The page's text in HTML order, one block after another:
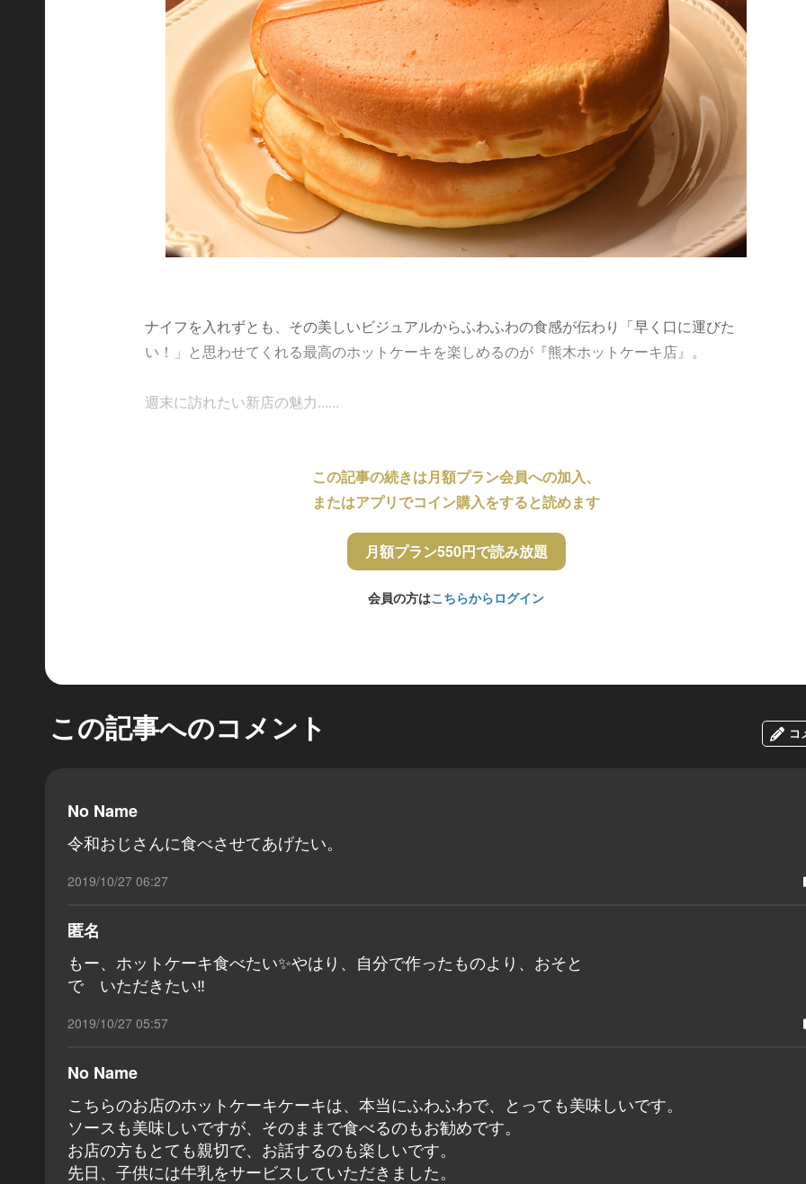
ナイフを入れずとも、その美しいビジュアルからふわふわの食感が伝わり「早く口に運びた
い！」と思わせてくれる最高のホットケーキを楽しめるのが『熊木ホットケーキ店』。
週末に訪れたい新店の魅力......
この記事の続きは月額プラン会員への加入、
またはアプリでコイン購入をすると読めます
月額プラン550円で読み放題
会員の方はこちらからログイン
この記事へのコメント コ
No Name
令和おじさんに食べさせてあげたい。
2019/10/27 06:27
匿名
もー、ホットケーキ食べたい✨やはり、自分で作ったものより、おそと
で いただきたい‼️
2019/10/27 05:57
No Name
こちらのお店のホットケーキケーキは、本当にふわふわで、とっても美味しいです。
ソースも美味しいですが、そのままで食べるのもお勧めです。
お店の方もとても親切で、お話するのも楽しいです。
先日、子供には牛乳をサービスしていただきました。